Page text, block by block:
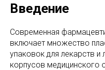
Введение
Современная
включает множество
упаковок для лекарств
корпусов медицинского